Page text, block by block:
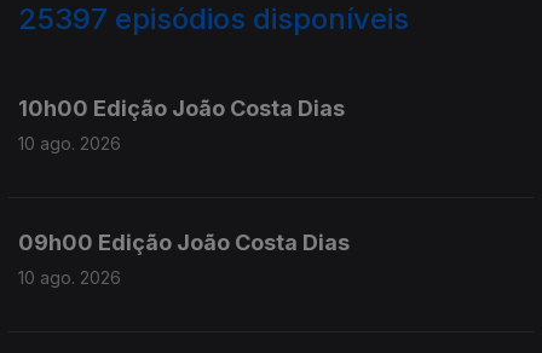
25397 episódios disponíveis
10h00 Edição João Costa Dias
10 ago. 2026
09h00 Edição João Costa Dias
10 ago. 2026